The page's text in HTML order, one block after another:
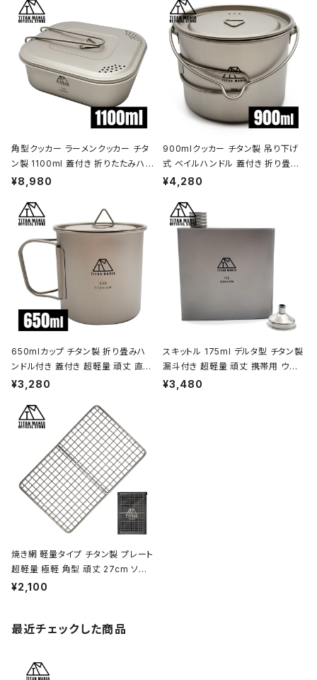
角型クッカー ラーメンクッカー チタ
ン製 1100ml 蓋付き 折りたたみハン
ドル付 超軽量 頑丈 直火OK 鍋 フラ
ンプ アウトドア キャンプ用品 収納袋
付き
¥8,980
900mlクッカー チタン製 吊り下げ
式 ベイルハンドル 蓋付き 折り畳み
ハンドル付き 超軽量 頑丈 直火OK
プ BBQ バーベキュー アウトドア キ
ャンプ用品 収納袋付き
¥4,280
650mlカップ チタン製 折り畳みハ
ンドル付き 蓋付き 超軽量 頑丈 直火
OK シングルマグカップ クッカー ソ
トドア キャンプ用品 収納袋付き
¥3,280
スキットル 175ml デルタ型 チタン製
漏斗付き 超軽量 頑丈 携帯用 ウイ
スキー ボトル ヒップフラスコ 水筒 ソ
¥3,480
焼き網 軽量タイプ チタン製 プレート
超軽量 極軽 角型 頑丈 27cm ソロ
キャンプ BBQ バーベキュー アウト
¥2,100
最近チェックした商品